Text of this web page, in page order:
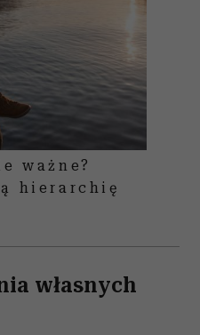
ważne?
hierarchię
własnych